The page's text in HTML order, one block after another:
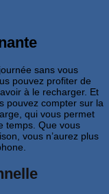
sans vous
pouvez profiter de
à le recharger. Et
pouvez compter sur la
qui vous permet
temps. Que vous
vous n’aurez plus